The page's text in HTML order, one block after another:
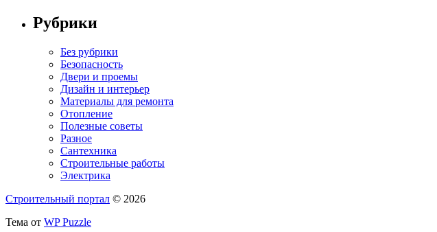
Рубрики
Без рубрики
Безопасность
Двери и проемы
Дизайн и интерьер
Материалы для ремонта
Отопление
Полезные советы
Разное
Сантехника
Строительные работы
Электрика
Строительный портал © 2026
Тема от WP Puzzle